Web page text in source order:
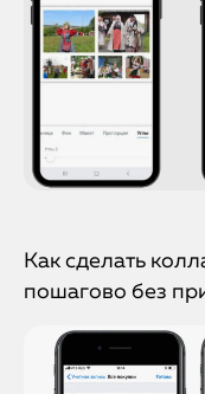
iMac
Mac Mini
Контакты
Как сделать
пошагово без